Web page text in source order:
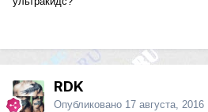
RDK
Опубликовано 17 августа, 2016